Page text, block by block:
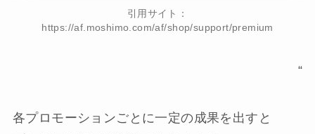
引用サイト：
https://af.moshimo.com/af/shop/support/premium
“
各プロモーションごとに一定の成果を出すと